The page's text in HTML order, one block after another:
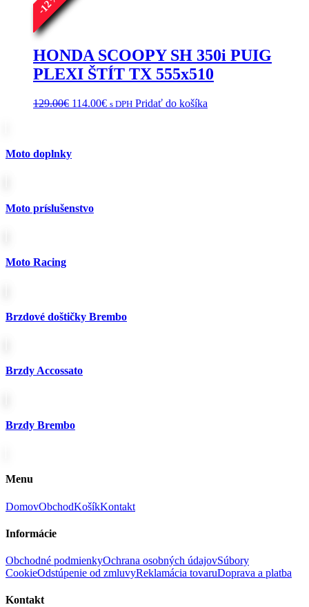
-
12
HONDA SCOOPY SH 350i PUIG
PLEXI ŠTÍT TX 555x510
129.00€ Pôvodná
114.00€Aktuálna
s DPH Pridať do košíka
Moto doplnky
Moto príslušenstvo
Moto Racing
Brzdové doštičky Brembo
Brzdy Accossato
Brzdy Brembo
Menu
DomovObchodKošíkKontakt
Informácie
Obchodné podmienkyOchrana osobných údajovSúbory
CookieOdstúpenie od zmluvyReklamácia tovaruDoprava a platba
Kontakt